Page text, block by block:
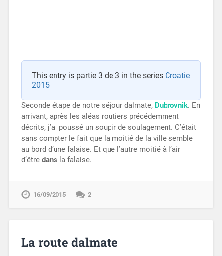
This entry is partie 3 de 3 in the series Croatie
2015
Seconde étape de notre séjour dalmate, Dubrovnik. En
arrivant, après les aléas routiers précédemment
décrits, j’ai poussé un soupir de soulagement. C’était
sans compter le fait que la moitié de la ville semble
au bord d’une falaise. Et que l’autre moitié à l’air
d’être dans la falaise.
16/09/2015 2
La route dalmate